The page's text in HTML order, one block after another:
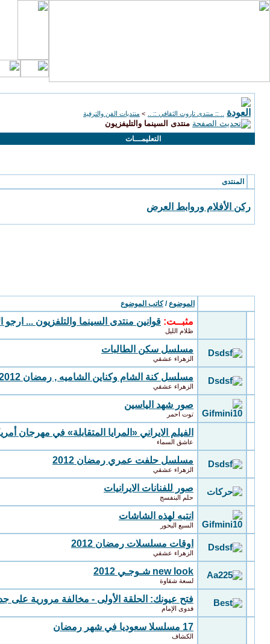
.. :: منتدى تاروت الثقافي :: .. > منتديات الفن والترفية
منتدى السينما والتليفزيون
التعليمـــات
المنتدى
ركن الأفلام وروابط العرض
الموضوع/كاتب الموضوع
مثبــت: قوانين منتدى السينما والتلفزيون ... ارجو
ظلام الليل
مسلسل سكن الطالبات
الزهراء عشقي
مسلسل كنة الشام وكناين الشاميه , رمضان 2012
الزهراء عشقي
صور شهد الياسين
توت احمر
الفيلم الايراني «المرايا المتقابلة» في مهرجان
عاشق السماء
مسلسل حلفت عمري رمضان 2012
الزهراء عشقي
صور للفنانات الايرانيات
حلم البنفسج
انتبه لهذه الشاشات
السبع البحور
اوقات مسلسلات رمضان 2012
الزهراء عشقي
new look شـوجـي 2012
لسعة شقاوة
فتح عيونك: الحلقة الأولى - مخالفة مرورية على
فدوى الإمام
17 مسلسلا سعوديا في شهر رمضان
الكشاف